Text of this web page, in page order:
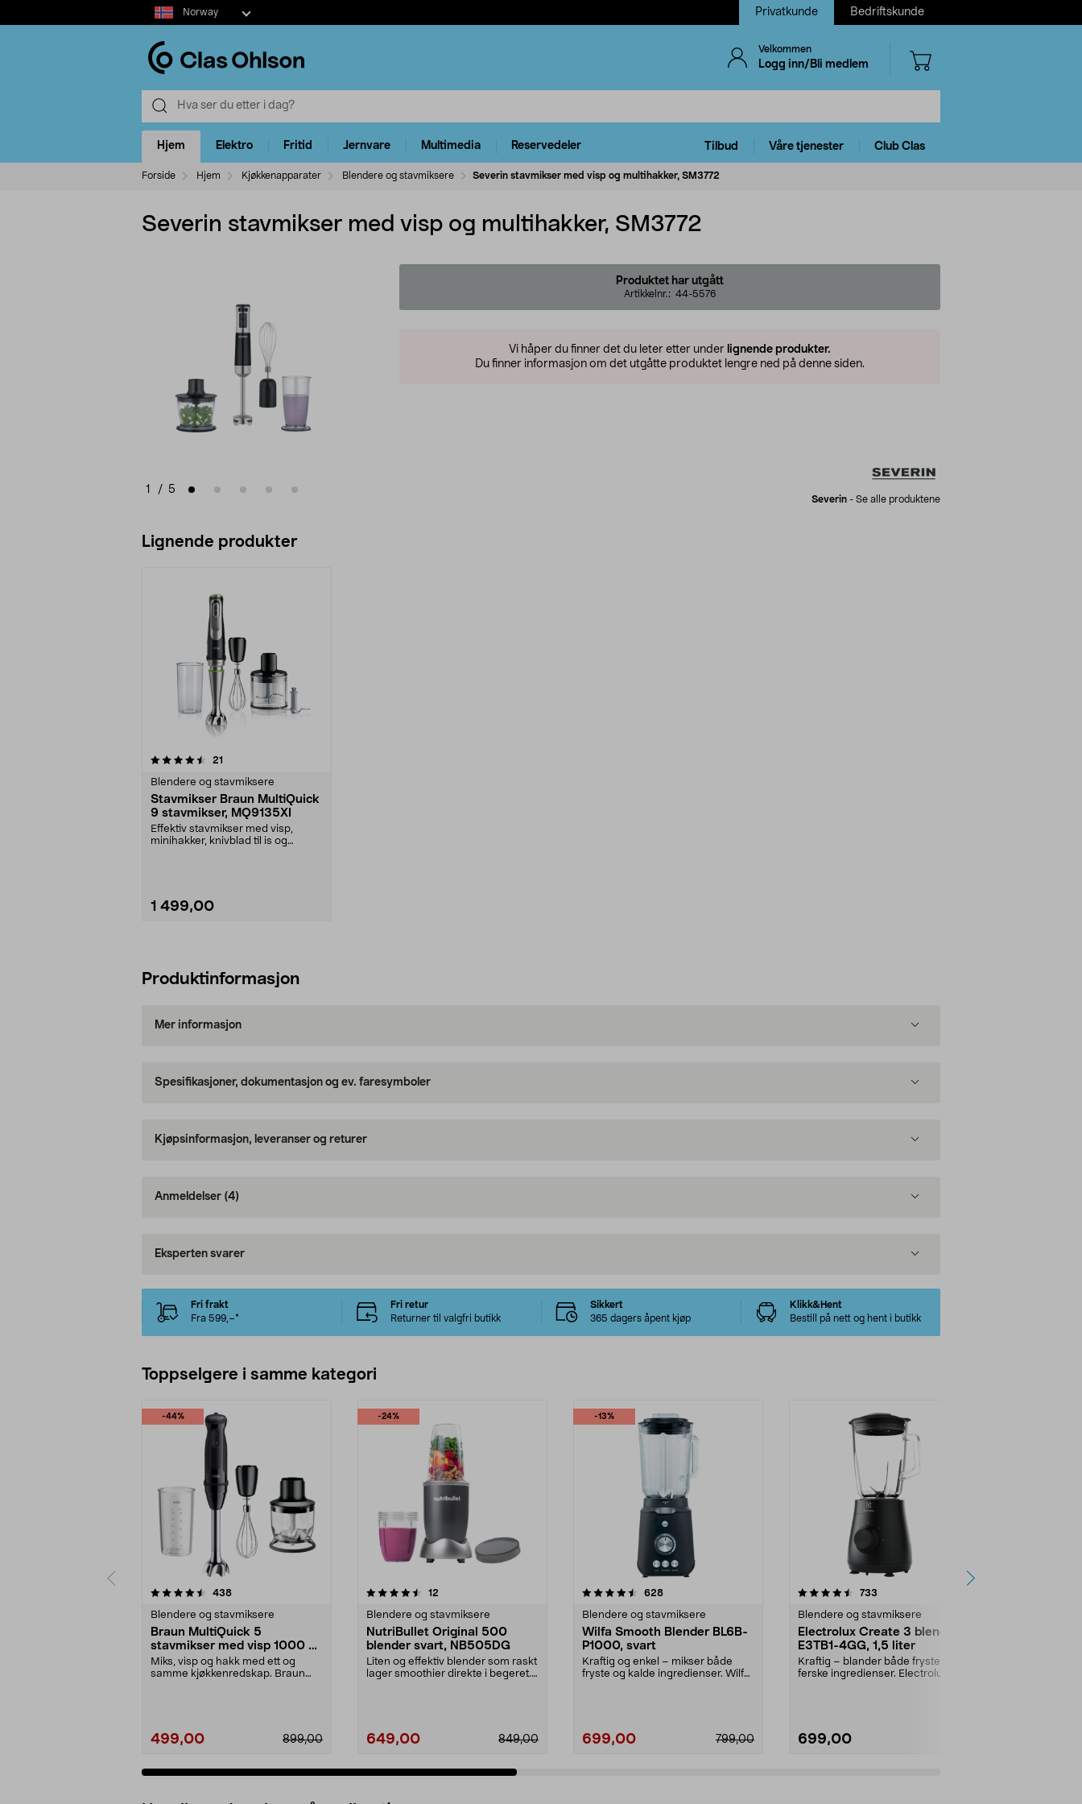
Select
market
Norway Privatkunde Bedriftskunde
Velkommen
Logg inn/Bli medlem
Hjem Elektro Fritid Jernvare Multimedia Reservedeler Tilbud Våre tjenester Club Clas
Forside Hjem Kjøkkenapparater Blendere og stavmiksere Severin stavmikser med visp og multihakker, SM3772
Severin stavmikser med visp og multihakker, SM3772
1 / 5
Produktet har utgått
Artikkelnr.: 44-5576
Vi håper du finner det du leter etter under lignende produkter.
Du finner informasjon om det utgåtte produktet lengre ned på denne siden.
Severin - Se alle produktene
Lignende produkter
21
Blendere og stavmiksere
Stavmikser Braun MultiQuick
9 stavmikser, MQ9135XI
Effektiv stavmikser med visp,
minihakker, knivblad til is og
1 499,00
Produktinformasjon
Mer informasjon
Spesifikasjoner, dokumentasjon og ev. faresymboler
Kjøpsinformasjon, leveranser og returer
Anmeldelser (4)
Eksperten svarer
Fri frakt
Fra 599,–*
Fri retur
Returner til valgfri butikk
Sikkert
365 dagers åpent kjøp
Klikk&Hent
Bestill på nett og hent i butikk
Toppselgere i samme kategori
-44%
438anmeldelser
Blendere og stavmiksere
Braun MultiQuick 5
stavmikser med visp 1000 W,
MQ50202M
Miks, visp og hakk med ett og
samme kjøkkenredskap. Braun
499,00 899,00
-24%
4.5 av 5 stjerner 12
Blendere og stavmiksere
NutriBullet Original 500
blender svart, NB505DG
Liten og effektiv blender som raskt
lager smoothier direkte i begeret.
649,00 849,00
-13%
4.5 av 5 stjerner 628anmeldelser
Blendere og stavmiksere
Wilfa Smooth Blender BL6B-
P1000, svart
Kraftig og enkel – mikser både
fryste og kalde ingredienser. Wilfa
699,00 799,00
4.5 av 5 stjerner 733
Blendere og stavmiksere
Electrolux Create 3 blender,
E3TB1-4GG, 1,5 liter
Kraftig – blander både fryste og
ferske ingredienser. Electrolux
699,00
4.5 av 5 stjerner